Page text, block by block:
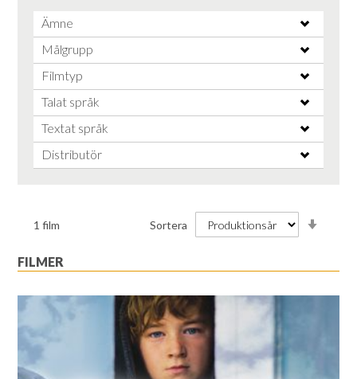
Ämne
Målgrupp
Filmtyp
Talat språk
Textat språk
Distributör
1 film Sortera
FILMER